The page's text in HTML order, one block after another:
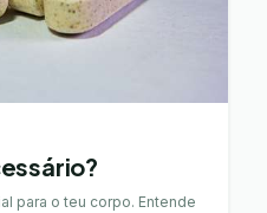
para o teu corpo. Entende